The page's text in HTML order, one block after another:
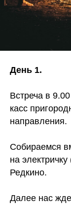
День 1.
Встреча в
касс
направления.
Собираемся
на
Редкино.
Далее нас